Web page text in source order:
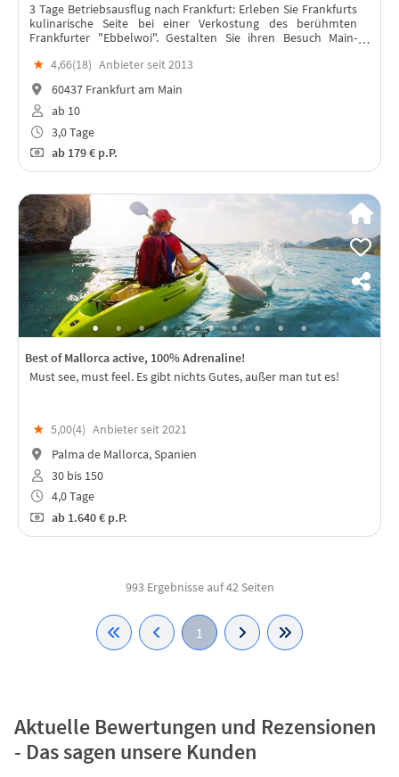
3 Tage Betriebsausflug nach Frankfurt: Erleben Sie Frankfurts
kulinarische Seite bei einer Verkostung des berühmten
Frankfurter "Ebbelwoi". Gestalten Sie ihren Besuch Main-
Schiff.
★ 4,66(18) Anbieter seit 2013
60437 Frankfurt am Main
ab 10
3,0 Tage
ab179 € p.P.
Best of Mallorca active, 100% Adrenaline!
Must see, must feel. Es gibt nichts Gutes, außer man tut es!
★ 5,00(4) Anbieter seit 2021
Palma de Mallorca, Spanien
30 bis 150
4,0 Tage
ab1.640 € p.P.
993 Ergebnisse auf 42 Seiten
1
Aktuelle Bewertungen und Rezensionen
- Das sagen unsere Kunden